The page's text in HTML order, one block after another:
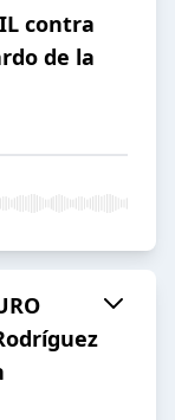
contra
de la